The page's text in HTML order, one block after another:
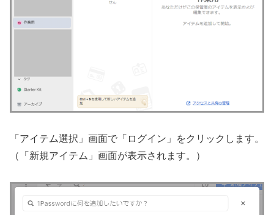
「アイテム選択」画面で「ログイン」をクリックします。
（「新規アイテム」画面が表示されます。）